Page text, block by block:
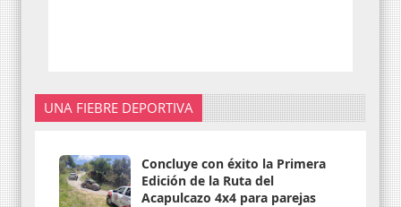
UNA FIEBRE DEPORTIVA
Concluye con éxito la Primera
Edición de la Ruta del
Acapulcazo 4x4 para parejas